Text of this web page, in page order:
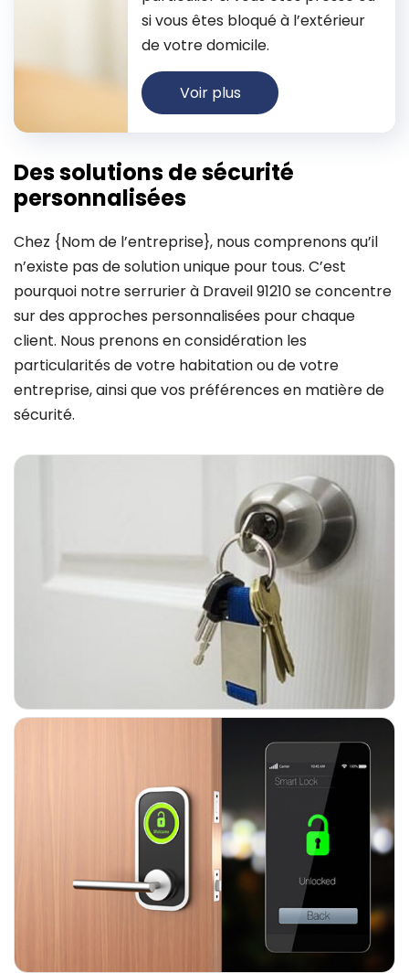
si vous êtes bloqué à l’extérieur
de votre domicile.
Voir plus
Des solutions de sécurité
personnalisées
Chez {Nom de l’entreprise}, nous comprenons qu’il
n’existe pas de solution unique pour tous. C’est
pourquoi notre serrurier à Draveil 91210 se concentre
sur des approches personnalisées pour chaque
client. Nous prenons en considération les
particularités de votre habitation ou de votre
entreprise, ainsi que vos préférences en matière de
sécurité.